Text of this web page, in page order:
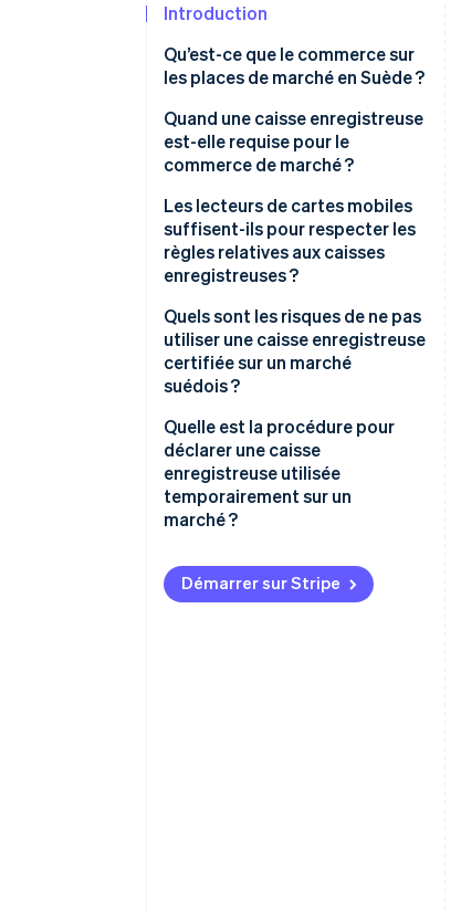
Introduction
Qu’est-ce que le commerce sur
les places de marché en Suède ?
Quand une caisse enregistreuse
est-elle requise pour le
commerce de marché ?
Ventes minimales en espèces et
par carte
Les amateurs et les vendeurs
privés
Ventes en libre-service
Ventes facturées
Exemptions spéciales
Les lecteurs de cartes mobiles
suffisent-ils pour respecter les
règles relatives aux caisses
enregistreuses ?
À quoi ressemble une
configuration de caisse
enregistreuse certifiée
configuration conforme
Quels sont les risques de ne pas
utiliser une caisse enregistreuse
certifiée sur un marché
suédois ?
Amendes
Surveillance de l’agence fiscale
Inspections inopinées
Quelle est la procédure pour
déclarer une caisse
enregistreuse utilisée
temporairement sur un
marché ?
Déclaration de votre caisse
enregistreuse
Démarrer sur Stripe